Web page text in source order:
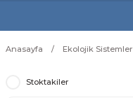
Anasayfa Ekolojik Sistemler
Stoktakiler